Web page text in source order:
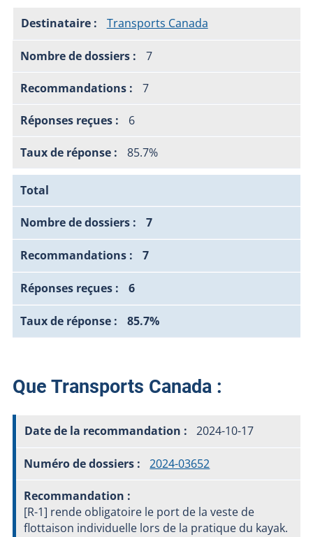
Transports Canada
7
7
6
85.7%
Total
7
7
6
85.7%
Que Transports Canada :
2024-10-17
2024-03652
[R-1] rende obligatoire le port de la veste de
flottaison individuelle lors de la pratique du kayak.